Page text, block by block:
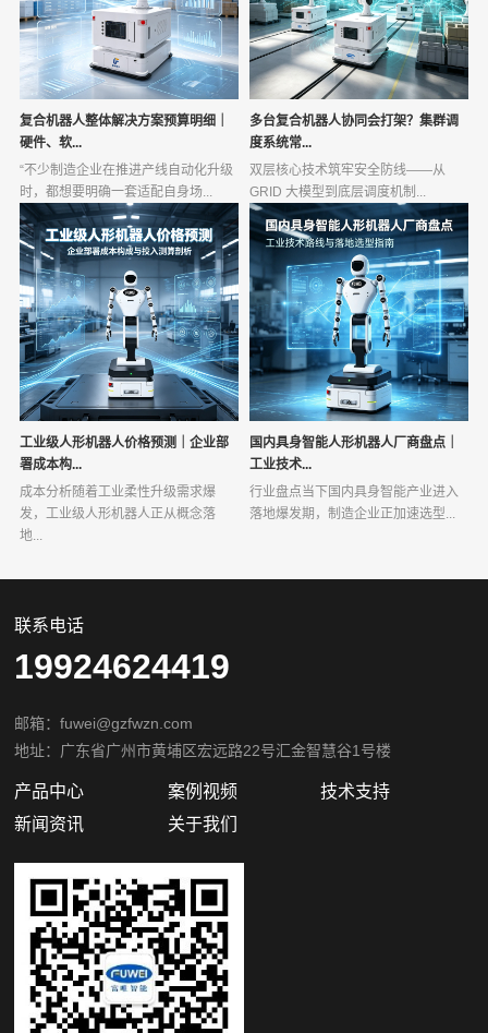
复合机器人整体解决方案预算明细｜
硬件、软...
“不少制造企业在推进产线自动化升级
时，都想要明确一套适配自身场...
多台复合机器人协同会打架？集群调
度系统常...
双层核心技术筑牢安全防线——从
GRID 大模型到底层调度机制...
工业级人形机器人价格预测｜企业部
署成本构...
成本分析随着工业柔性升级需求爆
发，工业级人形机器人正从概念落
地...
国内具身智能人形机器人厂商盘点｜
工业技术...
行业盘点当下国内具身智能产业进入
落地爆发期，制造企业正加速选型...
联系电话
19924624419
邮箱：fuwei@gzfwzn.com
地址：广东省广州市黄埔区宏远路22号汇金智慧谷1号楼
产品中心 案例视频
技术支持
新闻资讯
关于我们